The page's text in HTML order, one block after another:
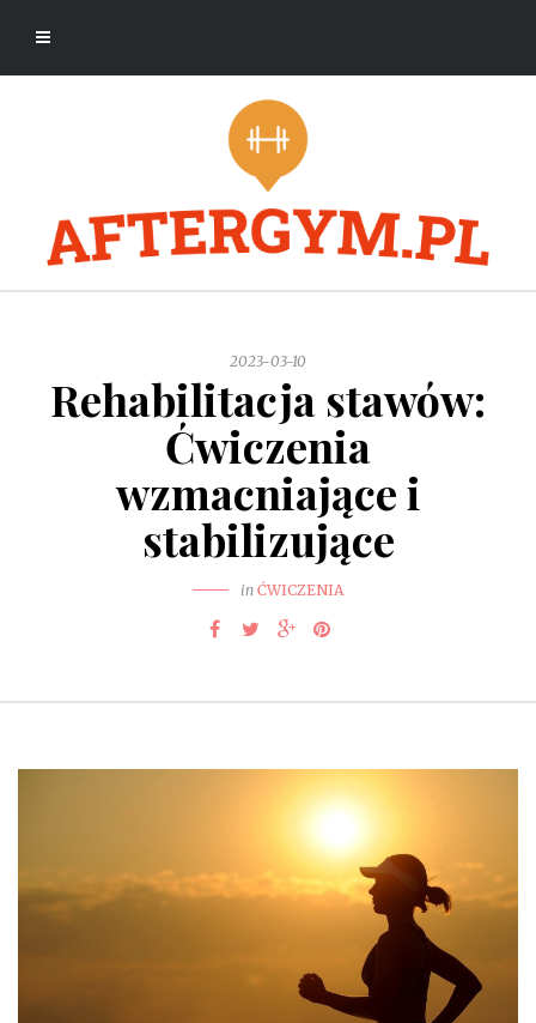
2023-03-10
Rehabilitacja stawów:
Ćwiczenia
wzmacniające i
stabilizujące
in ĆWICZENIA